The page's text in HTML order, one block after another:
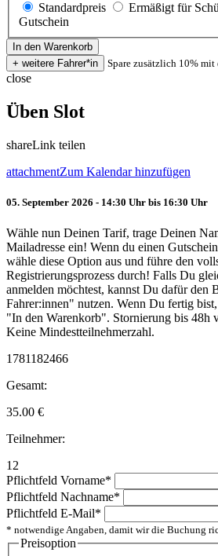
Standardpreis
Ermäßigt für
Gutschein
Spare zusätzlich 10%
close
Üben Slot
shareLink teilen
attachmentZum Kalendar hinzufügen
05. September 2026 - 14:30 Uhr bis 16:30 Uhr
Wähle nun Deinen Tarif, trage Deinen
Mailadresse ein! Wenn du einen
wähle diese Option aus und führe den
Registrierungsprozess durch! Falls Du
anmelden möchtest, kannst Du dafür den
Fahrer:innen" nutzen. Wenn Du fertig
"In den Warenkorb". Stornierung bis 48h
Keine Mindestteilnehmerzahl.
1781182466
Gesamt:
35.00 €
Teilnehmer:
12
Pflichtfeld Vorname*
Pflichtfeld Nachname*
Pflichtfeld E-Mail*
* notwendige Angaben, damit wir die Buchung
Preisoption